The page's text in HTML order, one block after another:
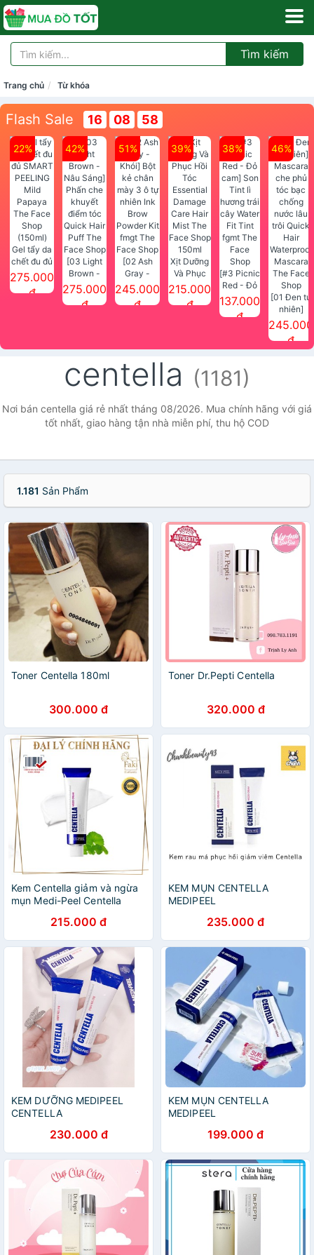
Tìm kiếm
Trang chủ Từ khóa
Flash Sale 16 08 57
22%
Gel tẩy da
chết đu đủ
SMART
PEELING
275.000
đ
42%
[03 Light
Brown -
Nâu Sáng]
Phấn che
275.000
đ
51%
[02 Ash
Gray -
Khói] Bột
kẻ chân
Face Shop
245.000
đ
39%
Xịt Dưỡng
Và Phục
Hồi Tóc
Essential
215.000
đ
38%
[#3 Picnic
Red - Đỏ
cam] Son
Face
Shop
137.000
đ
46%
[01 Đen tự
nhiên]
Mascara
che phủ
Waterproof
Mascara
245.000
đ
centella (1181)
Nơi bán centella giá rẻ nhất tháng 08/2026. Mua chính hãng với giá
tốt nhất, giao hàng tận nhà miễn phí, thu hộ COD
1.181 Sản Phẩm
Toner Centella 180ml
300.000 đ
Toner Dr.Pepti Centella
320.000 đ
Kem Centella giảm và ngừa
mụn Medi-Peel Centella
215.000 đ
KEM MỤN CENTELLA
MEDIPEEL
235.000 đ
KEM DƯỠNG MEDIPEEL
CENTELLA
230.000 đ
KEM MỤN CENTELLA
MEDIPEEL
199.000 đ